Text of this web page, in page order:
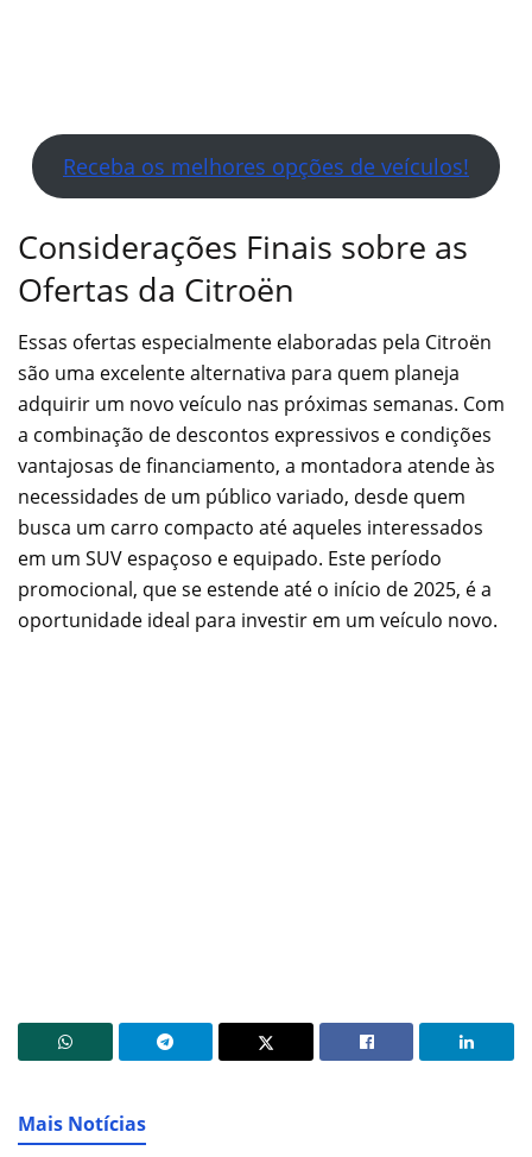
Receba os melhores opções de veículos!
Considerações Finais sobre as
Ofertas da Citroën
Essas ofertas especialmente elaboradas pela Citroën
são uma excelente alternativa para quem planeja
adquirir um novo veículo nas próximas semanas. Com
a combinação de descontos expressivos e condições
vantajosas de financiamento, a montadora atende às
necessidades de um público variado, desde quem
busca um carro compacto até aqueles interessados
em um SUV espaçoso e equipado. Este período
promocional, que se estende até o início de 2025, é a
oportunidade ideal para investir em um veículo novo.
Mais Notícias